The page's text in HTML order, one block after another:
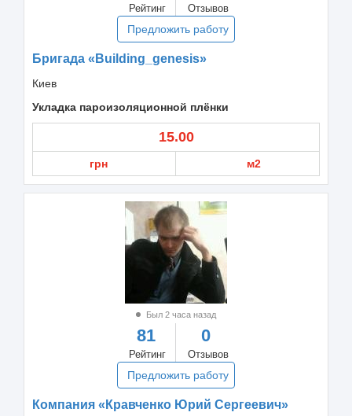
Рейтинг Отзывов
Предложить работу
Бригада «Building_genesis»
Киев
Укладка пароизоляционной плёнки
15.00
грн м2
Был 2 часа назад
81
Рейтинг
0
Отзывов
Предложить работу
Компания «Кравченко Юрий Сергеевич»